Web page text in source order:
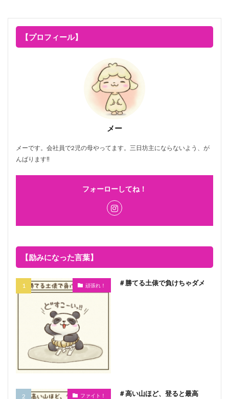
【プロフィール】
メー
メーです。会社員で2児の母やってます。三日坊主にならないよう、が
んばります‼
フォーローしてね！
【励みになった言葉】
頑張れ！ ＃勝てる土俵で負けちゃダメ
ファイト！ ＃高い山ほど、登ると最高